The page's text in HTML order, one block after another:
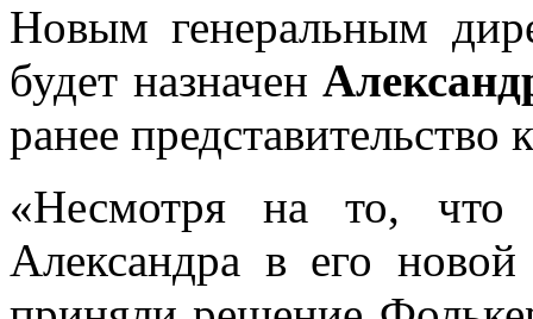
Новым генеральным
будет назначен
ранее
«Несмотря на то, что
Александра в его